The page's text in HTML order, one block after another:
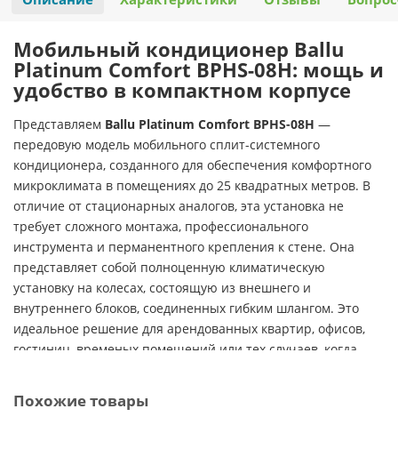
Мобильный кондиционер Ballu
Platinum Comfort BPHS-08H: мощь и
удобство в компактном корпусе
Представляем Ballu Platinum Comfort BPHS-08H —
передовую модель мобильного сплит-системного
кондиционера, созданного для обеспечения комфортного
микроклимата в помещениях до 25 квадратных метров. В
отличие от стационарных аналогов, эта установка не
требует сложного монтажа, профессионального
инструмента и перманентного крепления к стене. Она
представляет собой полноценную климатическую
установку на колесах, состоящую из внешнего и
внутреннего блоков, соединенных гибким шлангом. Это
идеальное решение для арендованных квартир, офисов,
гостиниц, временых помещений или тех случаев, когда
высочайшее качество сборки, передовые технологии
Похожие товары